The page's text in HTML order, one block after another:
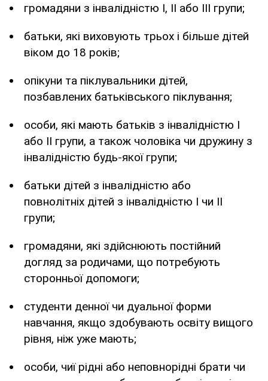
громадяни з інвалідністю I, II або III групи;
батьки, які виховують трьох і більше дітей
віком до 18 років;
опікуни та піклувальники дітей,
позбавлених батьківського піклування;
особи, які мають батьків з інвалідністю I
або II групи, а також чоловіка чи дружину з
інвалідністю будь-якої групи;
батьки дітей з інвалідністю або
повнолітніх дітей з інвалідністю I чи II
групи;
громадяни, які здійснюють постійний
догляд за родичами, що потребують
сторонньої допомоги;
студенти денної чи дуальної форми
навчання, якщо здобувають освіту вищого
рівня, ніж уже мають;
особи, чиї рідні або неповнорідні брати чи